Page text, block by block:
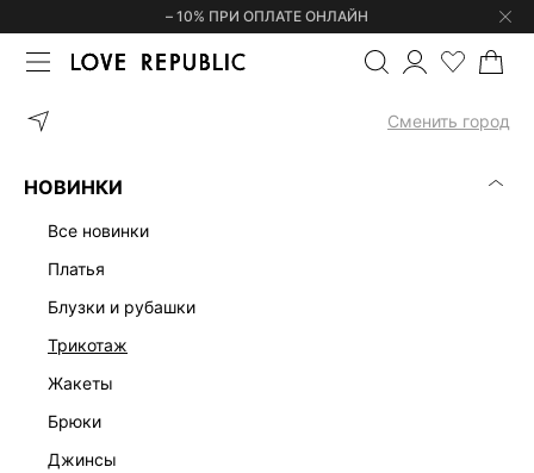
– 10% ПРИ ОПЛАТЕ ОНЛАЙН
Сменить город
НОВИНКИ
все новинки
платья
блузки и рубашки
трикотаж
жакеты
брюки
джинсы
ГЛАВНАЯ АЖУРНОЕ ПЛАТЬЕ-КРОШЕ НА